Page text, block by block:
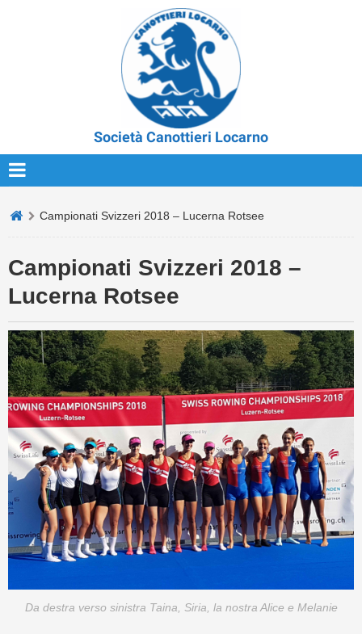
Società Canottieri Locarno
Campionati Svizzeri 2018 – Lucerna Rotsee
Campionati Svizzeri 2018 –
Lucerna Rotsee
Da destra verso sinistra Taina, Siria, la nostra Alice e Melanie